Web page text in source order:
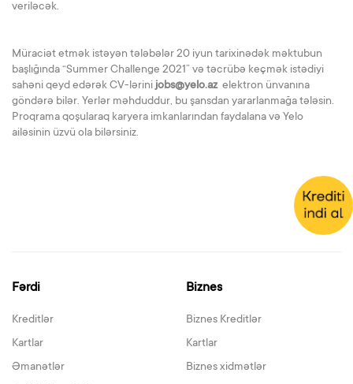
veriləcək.
Müraciət etmək istəyən tələbələr 20 iyun tarixinədək məktubun
başlığında “Summer Challenge 2021” və təcrübə keçmək istədiyi
sahəni qeyd edərək CV-lərinijobs@yelo.az elektron ünvanına
göndərə bilər. Yerlər məhduddur, bu şansdan yararlanmağa tələsin.
Proqrama qoşularaq karyera imkanlarından faydalana və Yelo
ailəsinin üzvü ola bilərsiniz.
Fərdi
Kreditlər
Kartlar
Əmanətlər
Biznes
Biznes Kreditlər
Kartlar
Biznes xidmətlər